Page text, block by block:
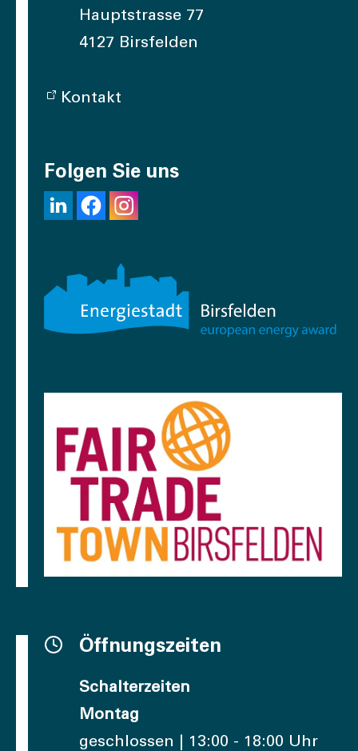
Hauptstrasse 77
4127 Birsfelden
Kontakt
Folgen Sie uns
Öffnungszeiten
Schalterzeiten
Montag
geschlossen | 13:00 - 18:00 Uhr